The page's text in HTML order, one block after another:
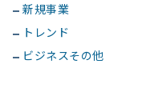
新規事業
トレンド
ビジネスその他